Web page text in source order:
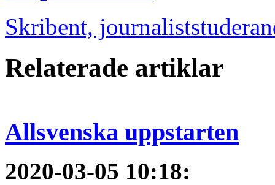
Skribent,
Relaterade artiklar
Allsvenska uppstarten
2020-03-05 10:18: